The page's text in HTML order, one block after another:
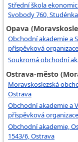
Střední škola
Svobody 760, Studénka
Opava
Obchodní akademie a
příspěvková
Soukromá obchodní
Ostrava-město
Moravskoslezská
Ostrava
Obchodní akademie a
příspěvková
Obchodní akademie,
1543/6, Ostrava